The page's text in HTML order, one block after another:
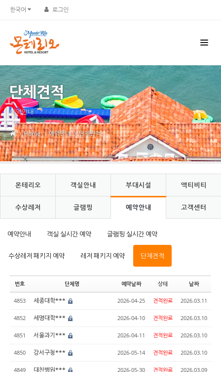
한국어 로그인
단체견적
예약안내
Home 예약안내 단체견적
몬테리오 객실안내 부대시설 액티비티
수상레저 글램핑 예약안내 고객센터
예약안내 객실 실시간 예약 글램핑 실시간 예약
수상레저 패키지 예약 레저 패키지 예약 단체견적
번호 단체명 예약날짜 상태 날짜
4853 세종대학*** 2026-04-25 견적완료 2026.03.11
4852 세명대학*** 2026-04-10 견적완료 2026.03.10
4851 서울과기*** 2026-04-11 견적완료 2026.03.10
4850 강서구청*** 2026-05-14 견적완료 2026.03.10
4849 대찬병원*** 2026-05-30 견적완료 2026.03.09
Sketchbook5, 스케치북5